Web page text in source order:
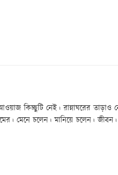
কিচ্ছুটি নেই। রান্নাঘরের তাড়াও
মেনে চলেন। মানিয়ে চলেন।